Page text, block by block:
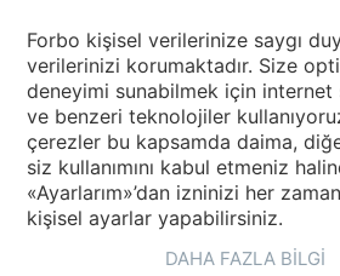
My Forbo
Ürünler
Covid-19
Forbo kişisel verilerinize saygı
verilerinizi korumaktadır. Size
deneyimi sunabilmek için
ve benzeri teknolojiler
çerezler bu kapsamda daima,
siz kullanımını kabul etmeniz
«Ayarlarım»’dan izninizi her
kişisel ayarlar yapabilirsiniz.
DAHA FAZLA BILGI